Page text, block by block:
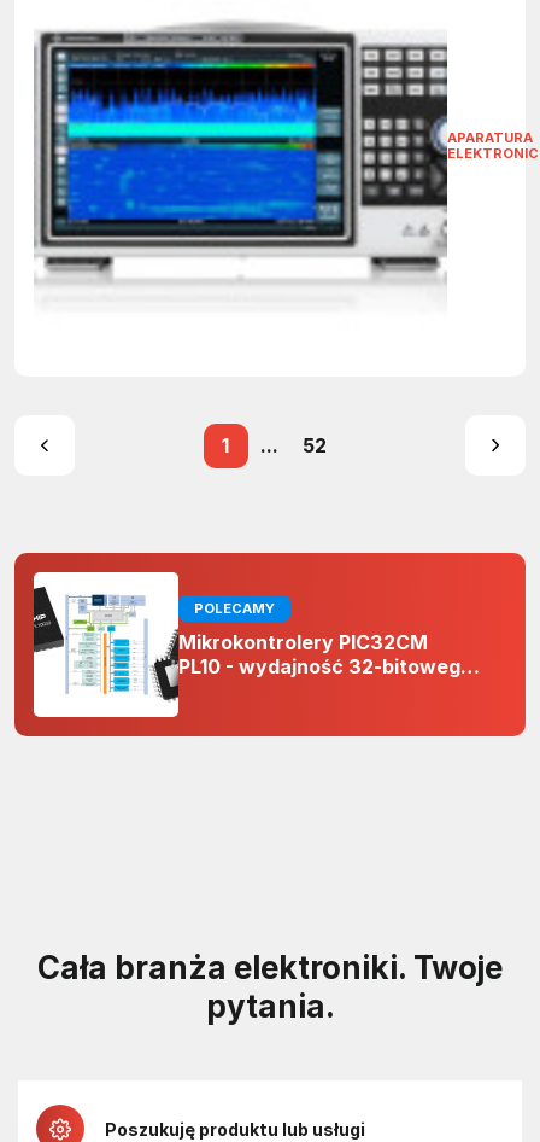
APARATURA
1 ... 52
POLECAMY
Mikrokontrolery PIC32CM
PL10 - wydajność 32-bitowego
projektach 5 V
Cała branża elektroniki. Twoje
pytania.
Poszukuję produktu lub usługi